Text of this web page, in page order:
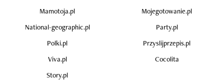
Mamotoja.pl
Mojegotowanie.pl
National-geographic.pl
Party.pl
Polki.pl
Przyslijprzepis.pl
Viva.pl
Cocolita
Story.pl